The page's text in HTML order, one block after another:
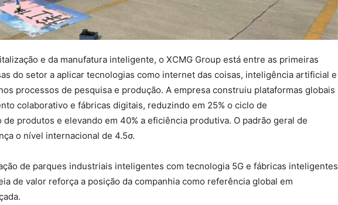
e da manufatura inteligente, o XCMG Group está entre as primeiras
do setor a aplicar tecnologias como internet das coisas, inteligência artificial e
processos de pesquisa e produção. A empresa construiu plataformas globais
colaborativo e fábricas digitais, reduzindo em 25% o ciclo de
produtos e elevando em 40% a eficiência produtiva. O padrão geral de
o nível internacional de 4.5σ.
de parques industriais inteligentes com tecnologia 5G e fábricas inteligentes
de valor reforça a posição da companhia como referência global em